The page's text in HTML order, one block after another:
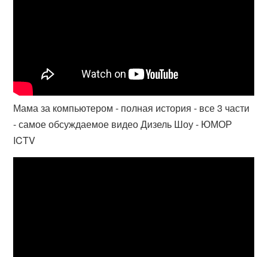
Мама за компьютером - полная история - все 3 части
- самое обсуждаемое видео Дизель Шоу - ЮМОР
ICTV